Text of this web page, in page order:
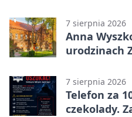
7 sierpnia 2026
Anna
urodzinach
7 sierpnia 2026
Telefon za
czekolady.